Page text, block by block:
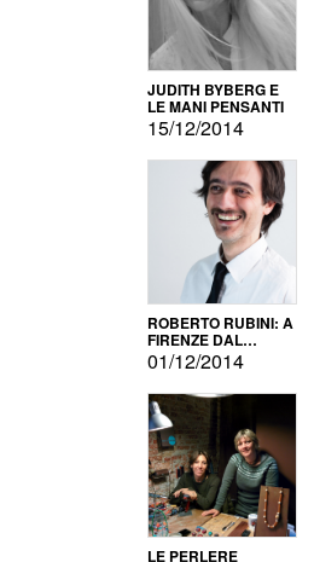
JUDITH BYBERG E
LE MANI PENSANTI
15/12/2014
ROBERTO RUBINI: A
FIRENZE DAL
PRODOTTO ALLA
PROMOZIONE
01/12/2014
LE PERLERE